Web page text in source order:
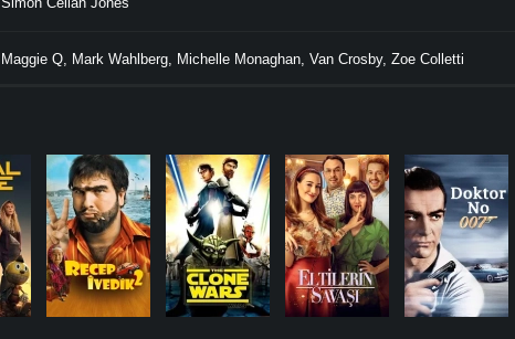
Maggie Q Mark Wahlberg Michelle Monaghan Van Crosby, Zoe Colletti